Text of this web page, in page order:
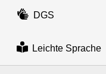
DGS
Leichte Sprache